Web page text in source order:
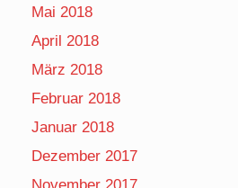
Mai 2018
April 2018
März 2018
Februar 2018
Januar 2018
Dezember 2017
November 2017